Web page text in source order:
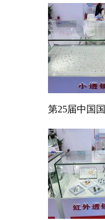
第25届中国